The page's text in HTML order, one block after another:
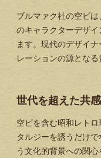
ブルマァク社の空ビ
のキャラクターデザ
ます。現代のデザイ
レーションの源となる
世代を超えた共感
空ビを含む昭和レト
タルジーを誘うだけ
う文化的背景への関